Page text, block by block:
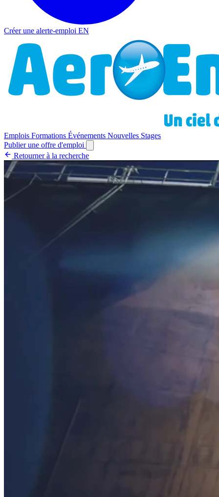
Créer une alerte-emploi EN
Emplois Formations Événements Nouvelles Stages
Publier une offre d'emploi
Retourner à la recherche